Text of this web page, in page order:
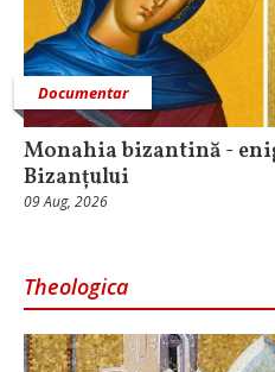
Documentar
Monahia bizantină -
Bizanțului
09 Aug, 2026
Theologica